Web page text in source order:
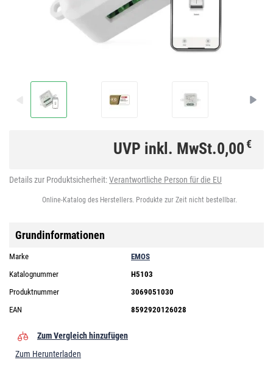
UVP inkl. MwSt.0,00€
Details zur Produktsicherheit:Verantwortliche Person für die EU
Online-Katalog des Herstellers. Produkte zur Zeit nicht bestellbar.
Grundinformationen
Marke
EMOS
Katalognummer
H5103
Produktnummer
3069051030
EAN
8592920126028
Zum Vergleich hinzufügen
Zum Herunterladen